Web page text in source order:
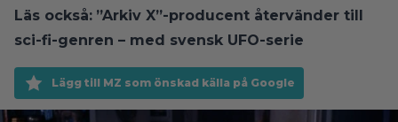
Läs också: ”Arkiv X”-producent återvänder till
sci-fi-genren – med svensk UFO-serie
Lägg till MZ som önskad källa på Google